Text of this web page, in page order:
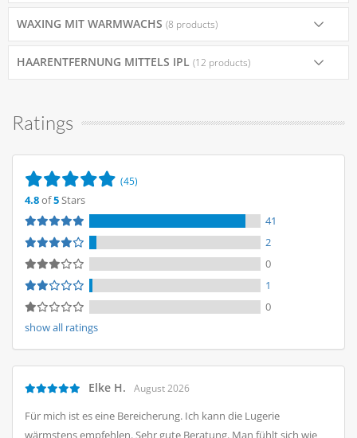
WAXING MIT WARMWACHS (8 products)
HAARENTFERNUNG MITTELS IPL (12 products)
Ratings
(45)
4.8of5Stars
41
2
0
1
0
show all ratings
Elke H. August 2026
Für mich ist es eine Bereicherung. Ich kann die Lugerie
wärmstens empfehlen. Sehr gute Beratung. Man fühlt sich wie